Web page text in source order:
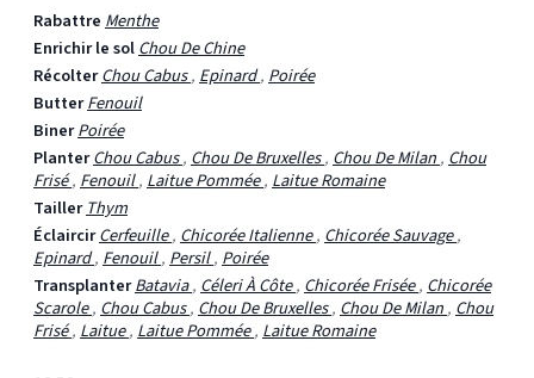
Rabattre Menthe
Enrichir le solChou De Chine
RécolterChou Cabus, Epinard, Poirée
ButterFenouil
BinerPoirée
PlanterChou Cabus, Chou De Bruxelles, Chou De Milan, Chou
Frisé, Fenouil, Laitue Pommée, Laitue Romaine
Tailler Thym
ÉclaircirCerfeuille, Chicorée Italienne, Chicorée Sauvage,
Epinard, Fenouil, Persil, Poirée
TransplanterBatavia, Céleri À Côte, Chicorée Frisée, Chicorée
Scarole, Chou Cabus, Chou De Bruxelles, Chou De Milan, Chou
Frisé, Laitue, Laitue Pommée, Laitue Romaine